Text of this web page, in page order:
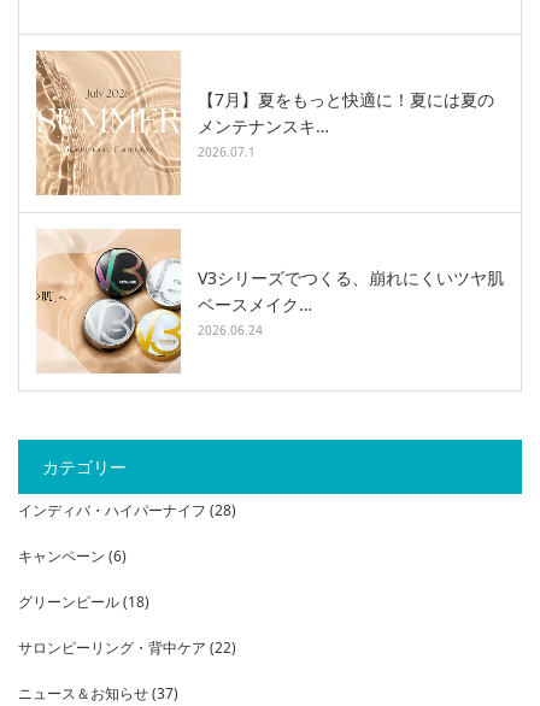
【7月】夏をもっと快適に！夏には夏の
メンテナンスキ…
2026.07.1
V3シリーズでつくる、崩れにくいツヤ肌
ベースメイク…
2026.06.24
カテゴリー
インディバ・ハイパーナイフ (28)
キャンペーン (6)
グリーンピール(18)
サロンピーリング・背中ケア (22)
ニュース＆お知らせ(37)